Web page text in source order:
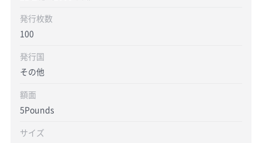
発行枚数
100
発行国
その他
額面
5Pounds
サイズ